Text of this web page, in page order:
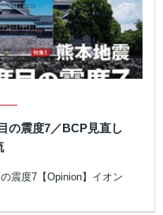
の震度7／BCP見直し
震度7【Opinion】イオン